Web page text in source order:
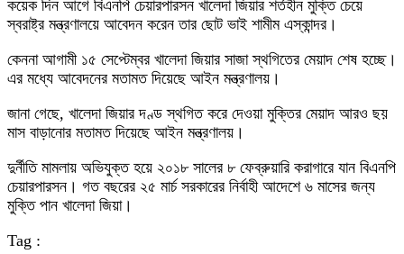
কয়েক দিন আগে বিএনপি চেয়ারপারসন খালেদা জিয়ার শর্তহীন মুক্তি চেয়ে
স্বরাষ্ট্র মন্ত্রণালয়ে আবেদন করেন তার ছোট ভাই শামীম এস্কান্দর।
কেননা আগামী ১৫ সেপ্টেম্বর খালেদা জিয়ার সাজা স্থগিতের মেয়াদ শেষ হচ্ছে।
এর মধ্যে আবেদনের মতামত দিয়েছে আইন মন্ত্রণালয়।
জানা গেছে, খালেদা জিয়ার দণ্ড স্থগিত করে দেওয়া মুক্তির মেয়াদ আরও ছয়
মাস বাড়ানোর মতামত দিয়েছে আইন মন্ত্রণালয়।
দুর্নীতি মামলায় অভিযুক্ত হয়ে ২০১৮ সালের ৮ ফেব্রুয়ারি করাগারে যান বিএনপি
চেয়ারপারসন। গত বছরের ২৫ মার্চ সরকারের নির্বাহী আদেশে ৬ মাসের জন্য
মুক্তি পান খালেদা জিয়া।
Tag :